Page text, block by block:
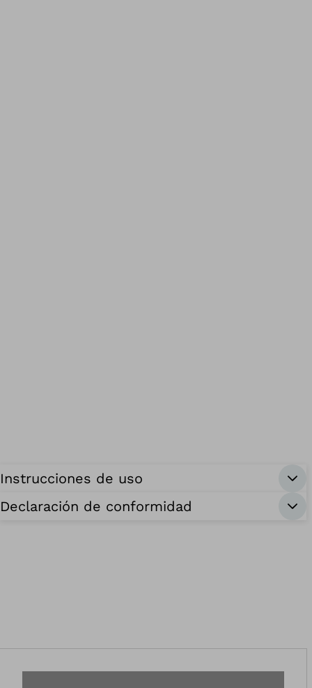
Instrucciones de uso
Declaración de conformidad